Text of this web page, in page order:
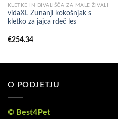
KLETKE IN BIVALIŠČA ZA MALE ŽIVALI
vidaXL Zunanji kokošnjak s
kletko za jajca rdeč les
€254.34
O PODJETJU
© Best4Pet